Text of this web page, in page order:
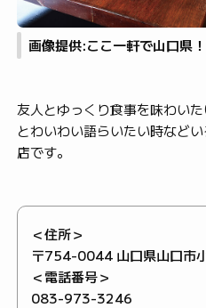
画像提供:ここ一軒で山口県
友人とゆっくり食事を味わい
とわいわい語らいたい時など
店です。
＜住所＞
〒754-0044 山口県山口市
＜電話番号＞
083-973-3246